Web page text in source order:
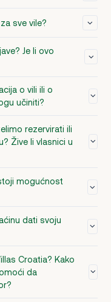
sve vile?
Je li ovo
o vili ili o
učiniti?
rezervirati ili
Žive li vlasnici u
mogućnost
dati svoju
Croatia? Kako
da